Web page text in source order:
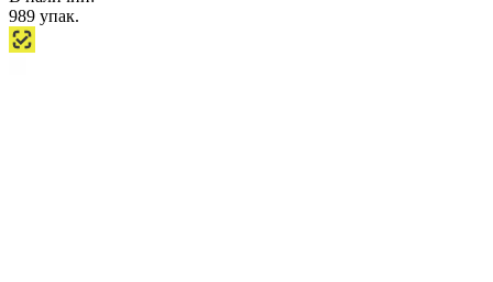
989 упак.